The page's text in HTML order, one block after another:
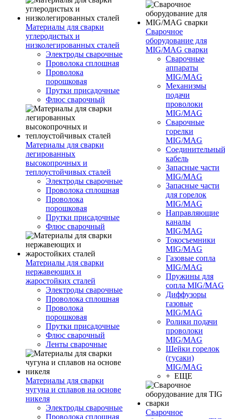
Материалы для сварки
углеродистых и
низколегированных сталей
Электроды сварочные
Проволока сплошная
Проволока
порошковая
Прутки присадочные
Флюс сварочный
Материалы для сварки
легированных
высокопрочных и
теплоустойчивых сталей
Электроды сварочные
Проволока сплошная
Проволока
порошковая
Прутки присадочные
Флюс сварочный
Материалы для сварки
нержавеющих и
жаростойких сталей
Электроды сварочные
Проволока сплошная
Проволока
порошковая
Прутки присадочные
Флюс сварочный
Ленты сварочные
Материалы для сварки
чугуна и сплавов на основе
никеля
Электроды сварочные
Проволока сплошная
Сварочное
оборудование для
MIG/MAG сварки
Сварочные
аппараты
MIG/MAG
Механизмы
подачи
проволоки
MIG/MAG
Сварочные
горелки
MIG/MAG
Соединительный
кабель
Запасные части
MIG/MAG
Запасные части
для горелок
MIG/MAG
Направляющие
каналы
MIG/MAG
Токосъемники
MIG/MAG
Газовые сопла
MIG/MAG
Пружины для
сопла MIG/MAG
Диффузоры
газовые
MIG/MAG
Ролики подачи
проволоки
MIG/MAG
Шейки горелок
(гусаки)
MIG/MAG
+ ЕЩЕ
Сварочное